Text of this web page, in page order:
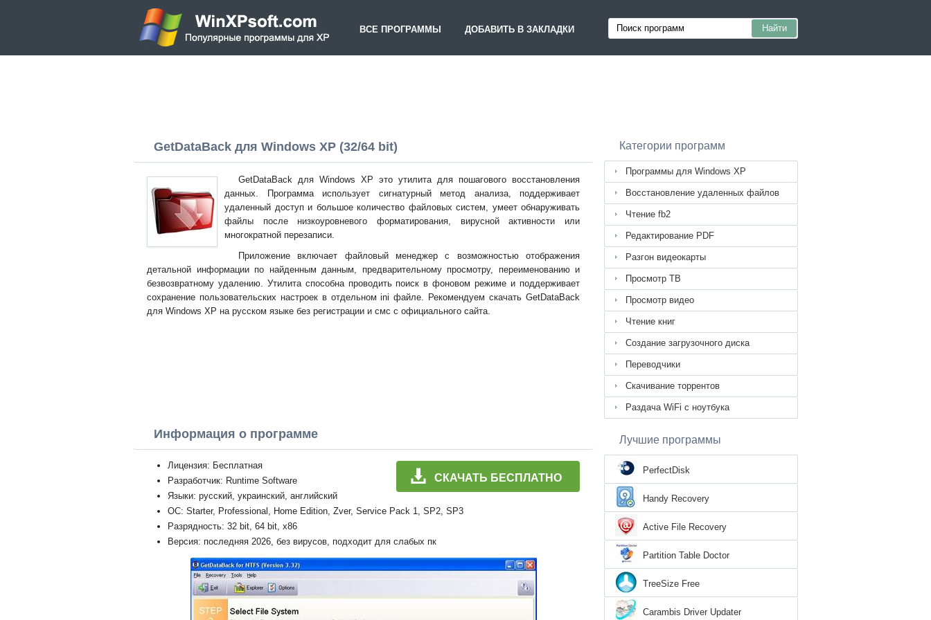
ВСЕ ПРОГРАММЫ ДОБАВИТЬ В ЗАКЛАДКИ
GetDataBack для Windows XP (32/64 bit)
GetDataBack для Windows XP это утилита для пошагового восстановления
данных. Программа использует сигнатурный метод анализа, поддерживает
удаленный доступ и большое количество файловых систем, умеет обнаруживать
файлы после низкоуровневого форматирования, вирусной активности или
многократной перезаписи.
Приложение включает файловый менеджер с возможностью отображения
детальной информации по найденным данным, предварительному просмотру, переименованию и
безвозвратному удалению. Утилита способна проводить поиск в фоновом режиме и поддерживает
сохранение пользовательских настроек в отдельном ini файле. Рекомендуем скачать GetDataBack
для Windows XP на русском языке без регистрации и смс с официального сайта.
Информация о программе
СКАЧАТЬ БЕСПЛАТНО
Лицензия: Бесплатная
Разработчик: Runtime Software
Языки: русский, украинский, английский
ОС: Starter, Professional, Home Edition, Zver, Service Pack 1, SP2, SP3
Разрядность: 32 bit, 64 bit, x86
Версия: последняя 2026, без вирусов, подходит для слабых пк
Категории программ
Программы для Windows XP
Восстановление удаленных файлов
Чтение fb2
Редактирование PDF
Разгон видеокарты
Просмотр ТВ
Просмотр видео
Чтение книг
Создание загрузочного диска
Переводчики
Скачивание торрентов
Раздача WiFi с ноутбука
Лучшие программы
PerfectDisk
Handy Recovery
Active File Recovery
Partition Table Doctor
TreeSize Free
Carambis Driver Updater